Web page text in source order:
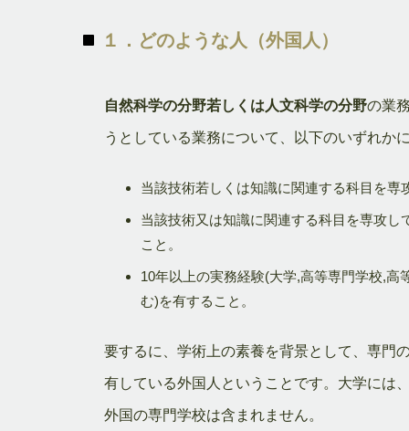
１．どのような人（外国人）
自然科学の分野若しくは人文科学の分野の業
うとしている業務について、以下のいずれか
当該技術若しくは知識に関連する科目を
当該技術又は知識に関連する科目を専攻
こと。
10年以上の実務経験(大学,高等専門学校,
む)を有すること。
要するに、学術上の素養を背景として、専門
有している外国人ということです。大学には
外国の専門学校は含まれません。